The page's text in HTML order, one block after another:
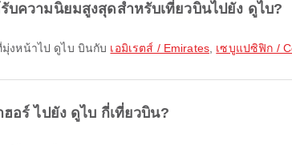
บความนิยมสูงสุดสำหรับเที่ยวบินไปยัง ดูไบ?
มุ่งหน้าไป ดูไบ บินกับ เอมิเรตส์ / Emirates เซบูแปซิฟิก /
อร์ ไปยัง ดูไบ กี่เที่ยวบิน?